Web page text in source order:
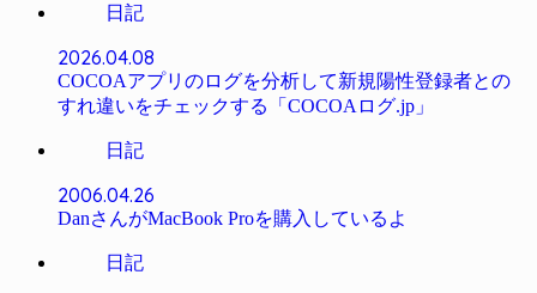
日記
2026.04.08
COCOAアプリのログを分析して新規陽性登録者との
すれ違いをチェックする「COCOAログ.jp」
日記
2006.04.26
DanさんがMacBook Proを購入しているよ
日記